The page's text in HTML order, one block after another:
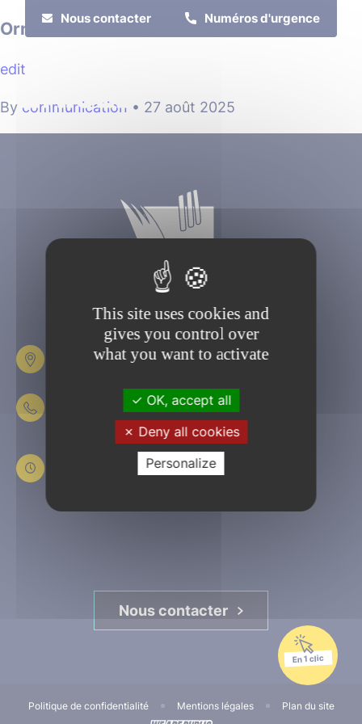
Nous contacter Numéros d'urgence
Orne Habitat
edit
By communication • 27 août 2025
Place Fulbert de Beina
02 33 84 44 44
Du lundi au jeudi
de 8h30 à 12h et de 13h30 à 17h30
Nous contacter
Politique de confidentialité Mentions légales Plan du site
En 1 clic
Cookies management panel
This site uses cookies and
gives you control over
what you want to activate
OK, accept all
Deny all cookies
Personalize